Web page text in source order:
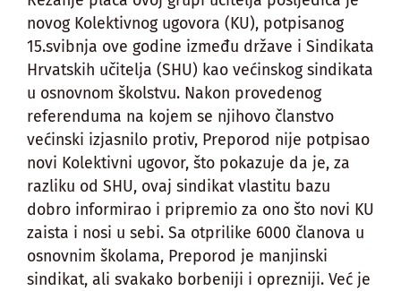
novog Kolektivnog ugovora (KU), potpisanog
15.svibnja ove godine između države i Sindikata
Hrvatskih učitelja (SHU) kao većinskog sindikata
u osnovnom školstvu. Nakon provedenog
referenduma na kojem se njihovo članstvo
većinski izjasnilo protiv, Preporod nije potpisao
novi Kolektivni ugovor, što pokazuje da je, za
razliku od SHU, ovaj sindikat vlastitu bazu
dobro informirao i pripremio za ono što novi KU
zaista i nosi u sebi. Sa otprilike 6000 članova u
osnovnim školama, Preporod je manjinski
sindikat, ali svakako borbeniji i oprezniji. Već je